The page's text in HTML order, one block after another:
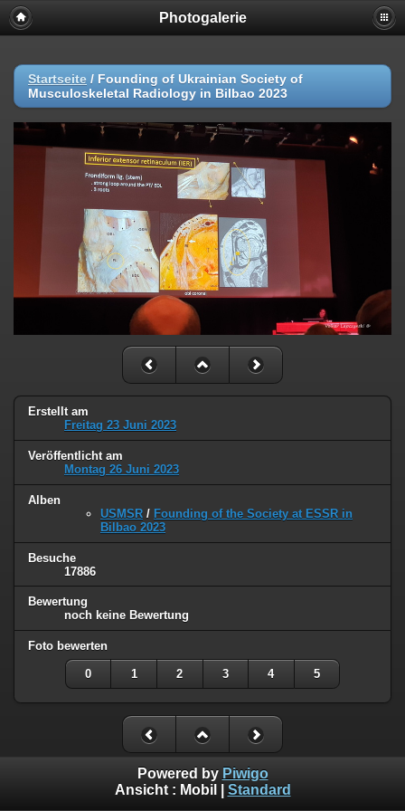
Photogalerie
Startseite / Founding of Ukrainian Society of
Musculoskeletal Radiology in Bilbao 2023
Erstellt am
Freitag 23 Juni 2023
Veröffentlicht am
Montag 26 Juni 2023
Alben
USMSR / Founding of the Society at ESSR in
Bilbao 2023
Besuche
17886
Bewertung
noch keine Bewertung
Foto bewerten
0 1 2 3 4 5
Powered by Piwigo
Ansicht : Mobil Standard